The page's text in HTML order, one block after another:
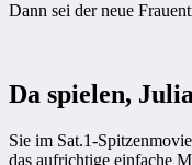
Dann sei der neue
Da spielen,
Sie im Sat.1-
das aufrichtige einfache